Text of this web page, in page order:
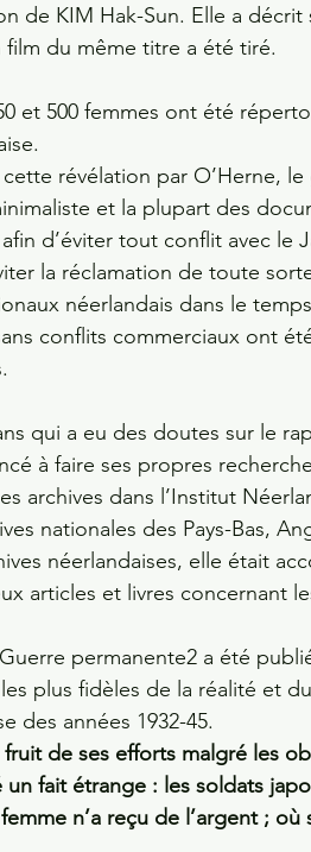
de KIM Hak-Sun. Elle a
du même titre a été tiré.
et 500 femmes ont été
révélation par O’Herne,
et la plupart des
afin d’éviter tout conflit avec
la réclamation de toute
néerlandais dans le
conflits commerciaux ont
qui a eu des doutes sur le
à faire ses propres
archives dans l’Institut
nationales des Pays-Bas,
néerlandaises, elle était
articles et livres concernant
permanente2 a été
plus fidèles de la réalité et
des années 1932-45.
fruit de ses efforts malgré les
un fait étrange : les soldats
n’a reçu de l’argent ; où